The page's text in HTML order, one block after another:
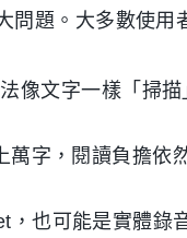
題。大多數使用
像文字一樣「掃
字，閱讀負擔依
，也可能是實體錄